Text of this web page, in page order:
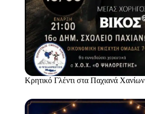
Κρητικό Γλέντι στα Παχιανά Χανίων